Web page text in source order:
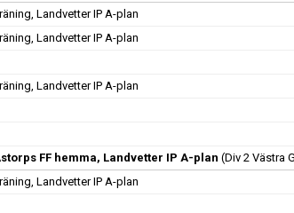
Landvetter IP A-plan
Landvetter IP A-plan
Landvetter IP A-plan
FF hemma, Landvetter IP A-plan (Div 2 Västra
Landvetter IP A-plan